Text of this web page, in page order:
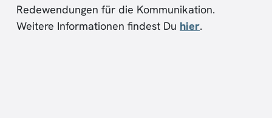
Redewendungen für die Kommunikation.
Weitere Informationen findest Du hier.